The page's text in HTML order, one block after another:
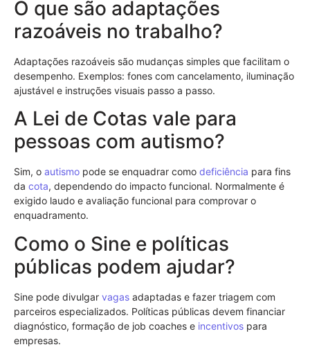
O que são adaptações
razoáveis no trabalho?
Adaptações razoáveis são mudanças simples que facilitam o
desempenho. Exemplos: fones com cancelamento, iluminação
ajustável e instruções visuais passo a passo.
A Lei de Cotas vale para
pessoas com autismo?
Sim, o autismo pode se enquadrar como deficiência para fins
da cota, dependendo do impacto funcional. Normalmente é
exigido laudo e avaliação funcional para comprovar o
enquadramento.
Como o Sine e políticas
públicas podem ajudar?
Sine pode divulgar vagas adaptadas e fazer triagem com
parceiros especializados. Políticas públicas devem financiar
diagnóstico, formação de job coaches e incentivos para
empresas.